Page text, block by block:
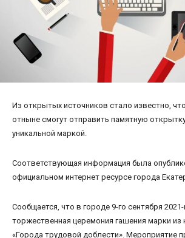
Из открытых источников стало известно,
отныне смогут отправить памятную
уникальной маркой.
Соответствующая информация была
официальном интернет ресурсе города
Сообщается, что в городе 9-го сентября
торжественная церемония гашения марки из
«Города трудовой доблести». Мероприятие